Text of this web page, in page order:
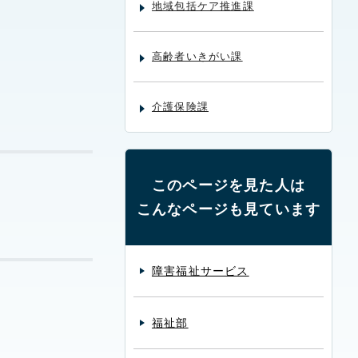
地域包括ケア推進課
高齢者いきがい課
介護保険課
このページを見た人は
こんなページも見ています
障害福祉サービス
福祉部